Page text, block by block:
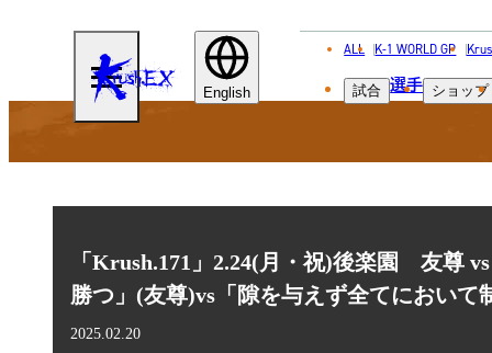
KRUSH-
EX English
ALL K-1 WORLD GP
試合 選手 ショップ
「Krush.171」2.24(月・祝)後楽園 友尊
勝つ」(友尊)vs「隙を与えず全てにおいて
2025.02.20